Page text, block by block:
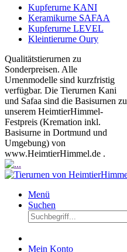
Kupferurne KANI
Keramikurne SAFAA
Kupferurne LEVEL
Kleintierurne Oury
Qualitätstierurnen zu
Sonderpreisen. Alle
Urnenmodelle sind kurzfristig
verfügbar. Die Tierurnen Kani
und Safaa sind die Basisurnen zu
unserem HeimtierHimmel-
Festpreis (Kremation inkl.
Basisurne in Dortmund und
Umgebung) von
www.HeimtierHimmel.de .
Menü
Suchen
Mein Konto